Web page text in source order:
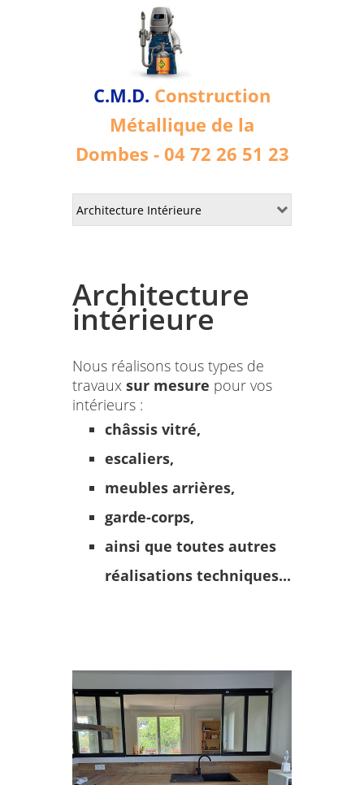
C.M.D. Construction
Métallique de la
Dombes - 04 72 26 51 23
Architecture
intérieure
Nous réalisons tous types de
travaux sur mesure pour vos
intérieurs :
châssis vitré,
escaliers,
meubles arrières,
garde-corps,
ainsi que toutes autres
réalisations techniques...